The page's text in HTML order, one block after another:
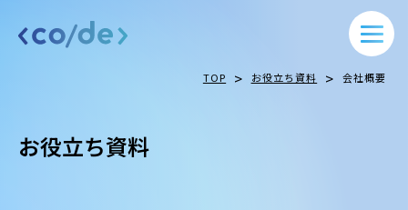
TOP > お役立ち資料 > 会社概要
お役立ち資料